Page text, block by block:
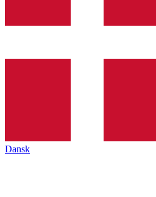
Dansk